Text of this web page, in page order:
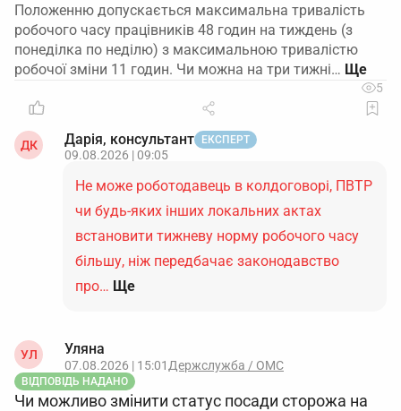
Положенню допускається максимальна тривалість
робочого часу працівників 48 годин на тиждень (з
понеділка по неділю) з максимальною тривалістю
робочої зміни 11 годин. Чи можна на три тижні…
5
ДК Дарія, консультант ЕКСПЕРТ
09.08.2026 | 09:05
Не може роботодавець в колдоговорі, ПВТР
чи будь-яких інших локальних актах
встановити тижневу норму робочого часу
більшу, ніж передбачає законодавство
про… Ще
УЛ Уляна
07.08.2026 | 15:01 Держслужба / ОМС
ВІДПОВІДЬ НАДАНО
Чи можливо змінити статус посади сторожа на